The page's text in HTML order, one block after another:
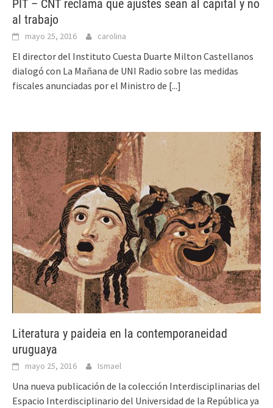
PIT – CNT reclama que ajustes sean al capital y no
al trabajo
mayo 25, 2016 carolina
El director del Instituto Cuesta Duarte Milton Castellanos
dialogó con La Mañana de UNI Radio sobre las medidas
fiscales anunciadas por el Ministro de [...]
Literatura y paideia en la contemporaneidad
uruguaya
mayo 25, 2016 Ismael
Una nueva publicación de la colección Interdisciplinarias del
Espacio Interdisciplinario del Universidad de la República ya